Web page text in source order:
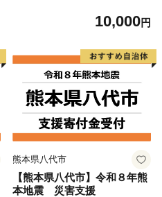
10,000円
熊本県八代市
【熊本県八代市】令和８年熊
本地震 災害支援